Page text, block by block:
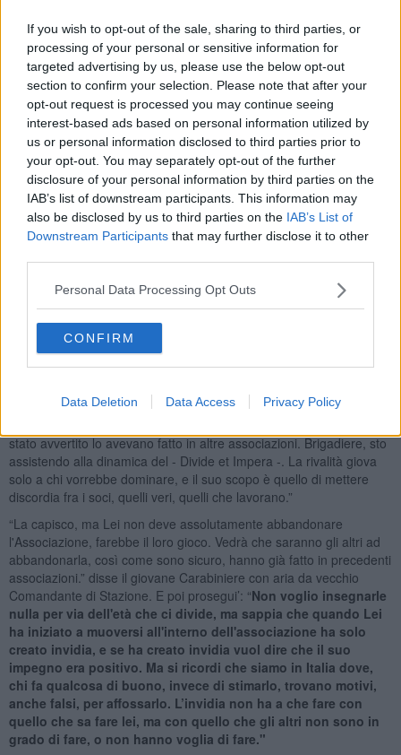
If you wish to opt-out of the sale, sharing to third parties, or
processing of your personal or sensitive information for
targeted advertising by us, please use the below opt-out
section to confirm your selection. Please note that after your
opt-out request is processed you may continue seeing
interest-based ads based on personal information utilized by
us or personal information disclosed to third parties prior to
your opt-out. You may separately opt-out of the further
disclosure of your personal information by third parties on the
IAB’s list of downstream participants. This information may
also be disclosed by us to third parties on the IAB’s List of
Downstream Participants that may further disclose it to other
Personal Data Processing Opt Outs
CONFIRM
Data Deletion Data Access Privacy Policy
al suo paese chiamavano ancora "Reali", antico retaggio di un
rispetto assoluto, mai assopito anche dopo settant’anni e più di
Repubblica. Verso la sera, quando gli uffici erano già chiusi, alla
porta bussò un anziano signore che iniziò a raccontare dei suoi
quaranta anni di servizio passati nella pubblica amministrazione e
di quella sua decisione di collaborare nel volontariato
dell’Associazione d'Arma. Aveva solo fatto il servizio militare ma era
rimasto legato sentimentalmente a quell'anno di naja. L'anziano
rappresentò la sua necessità di esporre dei fatti in cui era suo
malgrado coinvolto.
Il giovane Carabiniere Mattia ammantato dell'autorità che gli dava il
suo primo giorno di servizio, rimase in un professionale silenzio ad
"Brigadiere, sono entrato nell'Associazione d’Arma, in cui ho
prestato il servizio militare, con il migliore dei propositi. Volevo
Niente, non vogliono che io faccia nulla per aiutarli. Non vogliono
che prenda iniziative, non vogliono che organizzi nulla, vogliono
solo dividere fra loro i componenti dell'associazione. Per imporre la
sono riusciti a metterci l'uno contro l'altro mentre loro si
stato avvertito lo avevano fatto in altre associazioni. Brigadiere, sto
assistendo alla dinamica del - Divide et Impera -. La rivalità giova
solo a chi vorrebbe dominare, e il suo scopo è quello di mettere
discordia fra i soci, quelli veri, quelli che lavorano.”
“La capisco, ma Lei non deve assolutamente abbandonare
l'Associazione, farebbe il loro gioco. Vedrà che saranno gli altri ad
abbandonarla, così come sono sicuro, hanno già fatto in precedenti
associazioni.” disse il giovane Carabiniere con aria da vecchio
Comandante di Stazione. E poi prosegui’: “Non voglio insegnarle
nulla per via dell'età che ci divide, ma sappia che quando Lei
ha iniziato a muoversi all'interno dell'associazione ha solo
creato invidia, e se ha creato invidia vuol dire che il suo
impegno era positivo. Ma si ricordi che siamo in Italia dove,
chi fa qualcosa di buono, invece di stimarlo, trovano motivi,
anche falsi, per affossarlo. L’invidia non ha a che fare con
quello che sa fare lei, ma con quello che gli altri non sono in
grado di fare, o non hanno voglia di fare."